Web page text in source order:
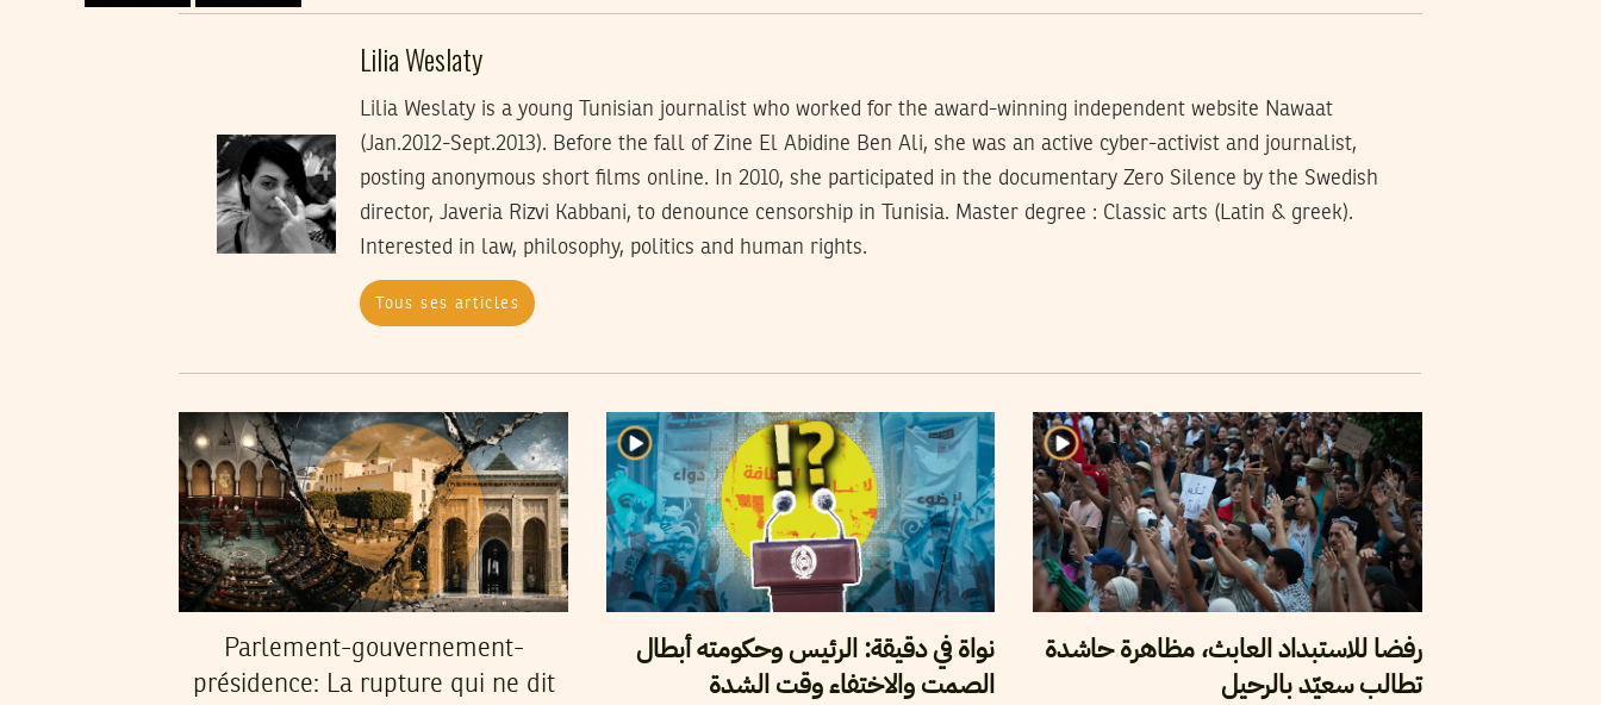
Lilia Weslaty
Lilia Weslaty is a young Tunisian journalist who worked for the award-winning independent website Nawaat
(Jan.2012-Sept.2013). Before the fall of Zine El Abidine Ben Ali, she was an active cyber-activist and journalist,
posting anonymous short films online. In 2010, she participated in the documentary Zero Silence by the Swedish
director, Javeria Rizvi Kabbani, to denounce censorship in Tunisia. Master degree : Classic arts (Latin & greek).
Interested in law, philosophy, politics and human rights.
Tous ses articles
Parlement-gouvernement-
présidence: La rupture qui ne dit
نواة في دقيقة: الرئيس وحكومته أبطال
الصمت والاختفاء وقت الشدة
رفضا للاستبداد العابث، مظاهرة حاشدة
تطالب سعيّد بالرحيل